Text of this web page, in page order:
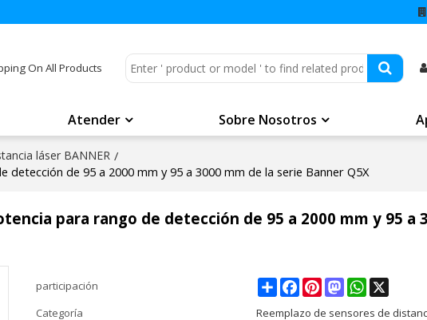
On All Products
Atender Sobre Nosotros
láser BANNER /
de 95 a 2000 mm y 95 a 3000 mm de la serie Banner Q5X
para rango de detección de 95 a 2000 mm y 95 a
participación ShareFacebookPinterestMastodonWhatsApp
Categoría
Reemplazo de sensores de